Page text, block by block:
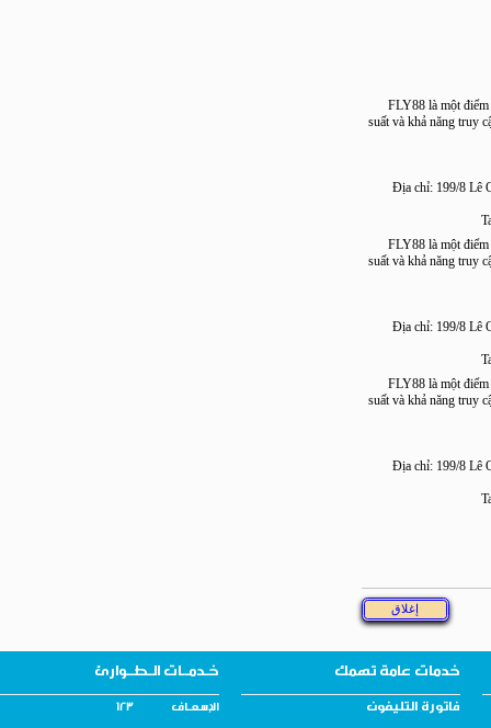
FLY88 là một
suất và khả năng
Địa chỉ: 199/8
FLY88 là một
suất và khả năng
Địa chỉ: 199/8
FLY88 là một
suất và khả năng
Địa chỉ: 199/8
خدمات عامة تهمك خـدمــات الـطــوارئ
فاتورة التليفون الإسـعــاف 123